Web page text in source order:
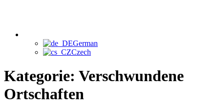
German
Czech
Kategorie: Verschwundene
Ortschaften